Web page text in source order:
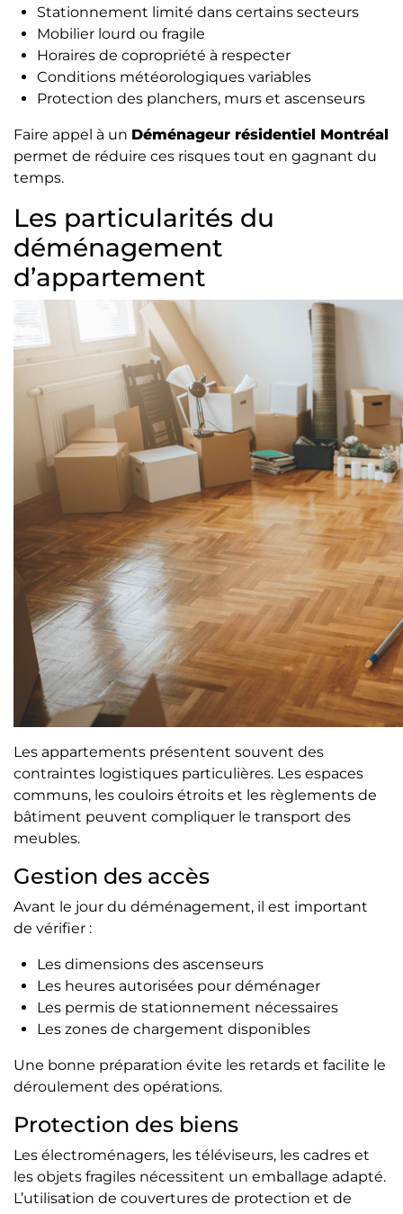
Stationnement limité dans certains secteurs
Mobilier lourd ou fragile
Horaires de copropriété à respecter
Conditions météorologiques variables
Protection des planchers, murs et ascenseurs
Faire appel à un Déménageur résidentiel Montréal
permet de réduire ces risques tout en gagnant du
temps.
Les particularités du
déménagement
d’appartement
Les appartements présentent souvent des
contraintes logistiques particulières. Les espaces
communs, les couloirs étroits et les règlements de
bâtiment peuvent compliquer le transport des
meubles.
Gestion des accès
Avant le jour du déménagement, il est important
de vérifier :
Les dimensions des ascenseurs
Les heures autorisées pour déménager
Les permis de stationnement nécessaires
Les zones de chargement disponibles
Une bonne préparation évite les retards et facilite le
déroulement des opérations.
Protection des biens
Les électroménagers, les téléviseurs, les cadres et
les objets fragiles nécessitent un emballage adapté.
L’utilisation de couvertures de protection et de